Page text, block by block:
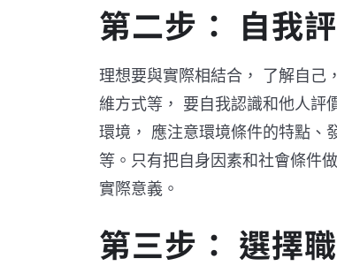
第二步： 自我
理想要與實際相結合， 了解自己
維方式等， 要自我認識和他人評
環境， 應注意環境條件的特點、
等。只有把自身因素和社會條件
實際意義。
第三步： 選擇